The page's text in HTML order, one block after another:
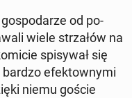
od po­
wiele strza­łów na
spi­sy­wał się
bardzo efek­tow­ny­mi
niemu goście